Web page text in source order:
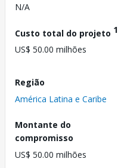
N/A
Custo total do projeto 1
US$ 50.00 milhões
Região
América Latina e Caribe
Montante do
compromisso
US$ 50.00 milhões